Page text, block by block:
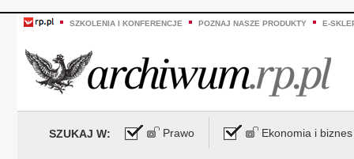
SZKOLENIA I KONFERENCJE POZNAJ NASZE PRODUKTY E-
SZUKAJ W: Prawo Ekonomia i biznes